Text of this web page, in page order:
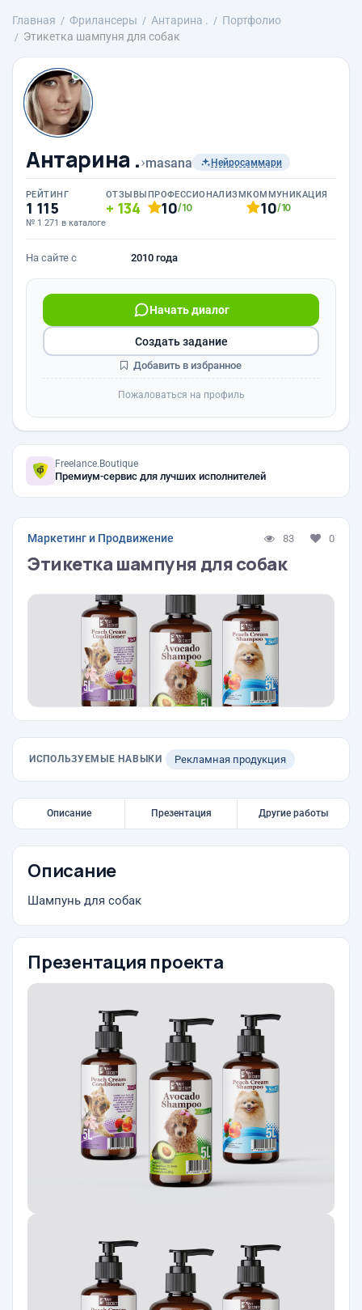
Главная Фрилансеры Антарина .
Портфолио
Этикетка шампуня для собак
Антарина .›masana Нейросаммари
РЕЙТИНГ
1 115
№ 1 271 в каталоге
ОТЗЫВЫ
134
ПРОФЕССИОНАЛИЗМ
10/10
КОММУНИКАЦИЯ
10/10
На сайте с 2010 года
Начать диалог
Создать задание
Добавить в избранное
Пожаловаться на профиль
Freelance.Boutique
Премиум-сервис для лучших исполнителей
Маркетинг и Продвижение 83 0
Этикетка шампуня для собак
ИСПОЛЬЗУЕМЫЕ НАВЫКИ Рекламная продукция
Описание Презентация Другие работы
Описание
Шампунь для собак
Презентация проекта